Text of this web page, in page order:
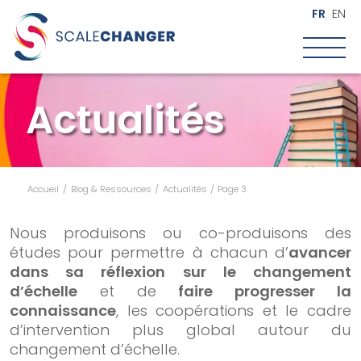
Découvrez le Scalomètre, étude sur les mythes et réalités
FR EN
Actualités
Accueil / Blog & Ressources / Actualités / Page 3
Nous produisons ou co-produisons des
études pour permettre à chacun d’avancer
dans sa réflexion sur le changement
d’échelle et de faire progresser la
connaissance, les coopérations et le cadre
d’intervention plus global autour du
changement d’échelle.
Qui sommes-nous ?
Notre raison d’être
Notre approche
Notre engagement
Le changement d’échelle
De quoi parle-t-on ?
Les questions clés
Les étapes clés